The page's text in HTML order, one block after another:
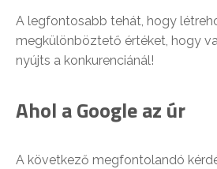
A legfontosabb tehát, hogy
megkülönböztető értéket, hogy
nyújts a konkurenciánál!
Ahol a Google az úr
A következő megfontolandó